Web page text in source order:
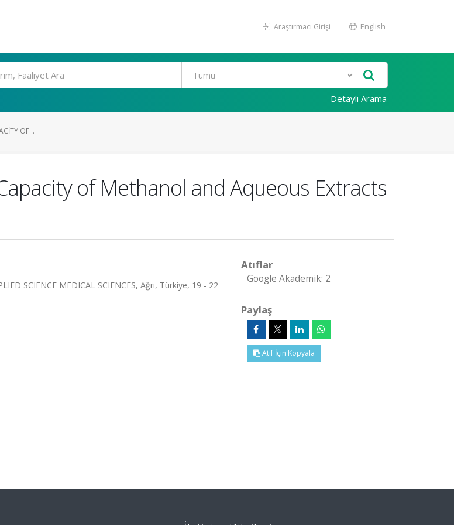
Araştırmacı Girişi English
Detaylı Arama
OF...
of Methanol and Aqueous Extracts
SCIENCE MEDICAL SCIENCES, Ağrı, Türkiye, 19 - 22
Atıflar
Google Akademik: 2
Paylaş
Atıf İçin Kopyala